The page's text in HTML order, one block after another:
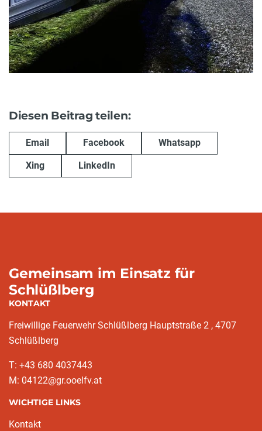
Diesen Beitrag teilen:
Email Facebook Whatsapp
Xing LinkedIn
Gemeinsam im Einsatz für
Schlüßlberg
KONTAKT
Freiwillige Feuerwehr Schlüßlberg Hauptstraße 2 , 4707
Schlüßlberg
T: +43 680 4037443
M: 04122@gr.ooelfv.at
WICHTIGE LINKS
Kontakt